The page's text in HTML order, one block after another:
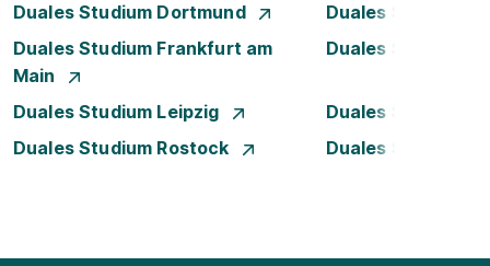
Duales Studium Dortmund
Duales Studium
Duales Studium Frankfurt am
Main
Duales Studium
Duales Studium Leipzig
Duales Studium
Duales Studium Rostock
Duales Studium